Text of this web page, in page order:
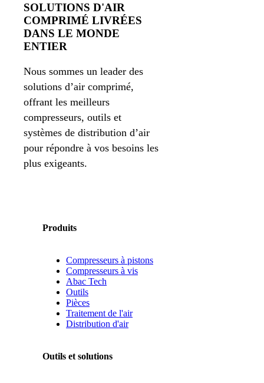
SOLUTIONS D'AIR
COMPRIMÉ LIVRÉES
DANS LE MONDE
ENTIER
Nous sommes un leader des
solutions d’air comprimé,
offrant les meilleurs
compresseurs, outils et
systèmes de distribution d’air
pour répondre à vos besoins les
plus exigeants.
Produits
Compresseurs à pistons
Compresseurs à vis
Abac Tech
Outils
Pièces
Traitement de l'air
Distribution d'air
Outils et solutions